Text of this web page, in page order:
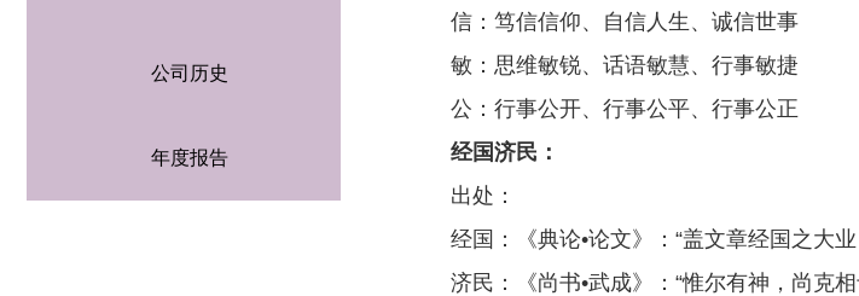
公司历史
年度报告
信：笃信信仰、自信人生、诚信世事
敏：思维敏锐、话语敏慧、行事敏捷
公：行事公开、行事公平、行事公正
经国济民：
出处：
经国：《典论•论文》：“盖文章经国之大
济民：《尚书•武成》：“惟尔有神，尚克